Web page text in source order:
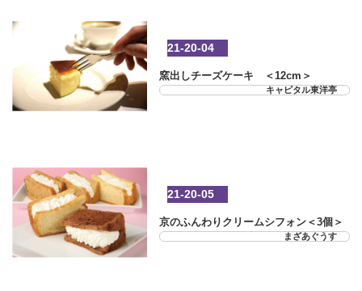
21-20-04
窯出しチーズケーキ ＜12cm＞
キャピタル東洋亭
21-20-05
京のふんわりクリームシフォン＜3個＞
まざあぐうす